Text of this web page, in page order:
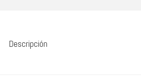
Descripción